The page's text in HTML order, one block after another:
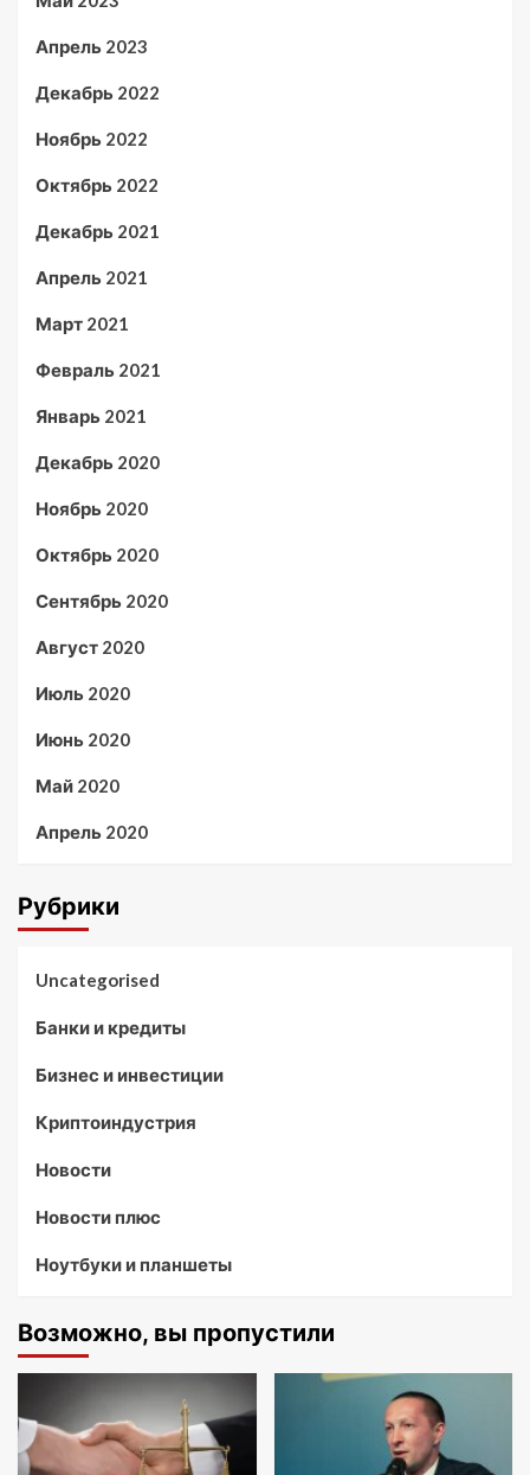
Апрель 2023
Декабрь 2022
Ноябрь 2022
Октябрь 2022
Декабрь 2021
Апрель 2021
Март 2021
Февраль 2021
Январь 2021
Декабрь 2020
Ноябрь 2020
Октябрь 2020
Сентябрь 2020
Август 2020
Июль 2020
Июнь 2020
Май 2020
Апрель 2020
Рубрики
Uncategorised
Банки и кредиты
Бизнес и инвестиции
Криптоиндустрия
Новости
Новости плюс
Ноутбуки и планшеты
Возможно, вы пропустили